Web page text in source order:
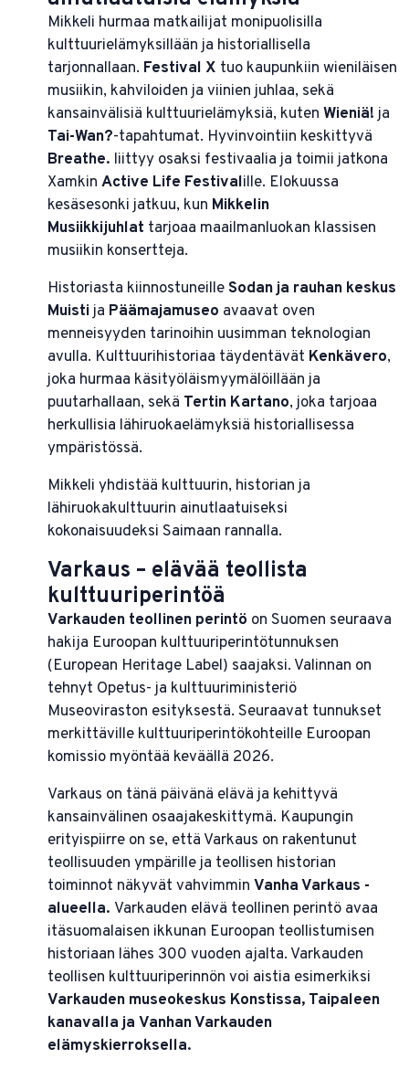
Mikkeli hurmaa matkailijat monipuolisilla
kulttuurielämyksillään ja historiallisella
tarjonnallaan. Festival X tuo kaupunkiin wieniläisen
musiikin, kahviloiden ja viinien juhlaa, sekä
kansainvälisiä kulttuurielämyksiä, kuten Wieniä! ja
Tai-Wan?-tapahtumat. Hyvinvointiin keskittyvä
Breathe. liittyy osaksi festivaalia ja toimii jatkona
Xamkin Active Life Festivalille. Elokuussa
kesäsesonki jatkuu, kun Mikkelin
Musiikkijuhlat tarjoaa maailmanluokan klassisen
musiikin konsertteja.
Historiasta kiinnostuneilleSodan ja rauhan keskus
Muistija Päämajamuseo avaavat oven
menneisyyden tarinoihin uusimman teknologian
avulla. Kulttuurihistoriaa täydentävät Kenkävero,
joka hurmaa käsityöläismyymälöillään ja
puutarhallaan, sekä Tertin Kartano, joka tarjoaa
herkullisia lähiruokaelämyksiä historiallisessa
ympäristössä.
Mikkeli yhdistää kulttuurin, historian ja
lähiruokakulttuurin ainutlaatuiseksi
kokonaisuudeksi Saimaan rannalla.
Varkaus – elävää teollista
kulttuuriperintöä
Varkauden teollinen perintö on Suomen seuraava
hakija Euroopan kulttuuriperintötunnuksen
(European Heritage Label) saajaksi. Valinnan on
tehnyt Opetus- ja kulttuuriministeriö
Museoviraston esityksestä. Seuraavat tunnukset
merkittäville kulttuuriperintökohteille Euroopan
komissio myöntää keväällä 2026.
Varkaus on tänä päivänä elävä ja kehittyvä
kansainvälinen osaajakeskittymä. Kaupungin
erityispiirre on se, että Varkaus on rakentunut
teollisuuden ympärille ja teollisen historian
toiminnot näkyvät vahvimmin Vanha Varkaus -
alueella. Varkauden elävä teollinen perintö avaa
itäsuomalaisen ikkunan Euroopan teollistumisen
historiaan lähes 300 vuoden ajalta. Varkauden
teollisen kulttuuriperinnön voi aistia esimerkiksi
Varkauden museokeskus Konstissa, Taipaleen
kanavalla ja Vanhan Varkauden
elämyskierroksella.